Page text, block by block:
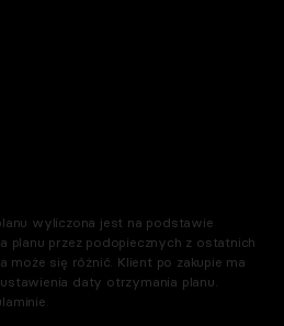
wyliczona jest na podstawie
planu przez podopiecznych z ostatnich
może się różnić. Klient po zakupie ma
daty otrzymania planu.